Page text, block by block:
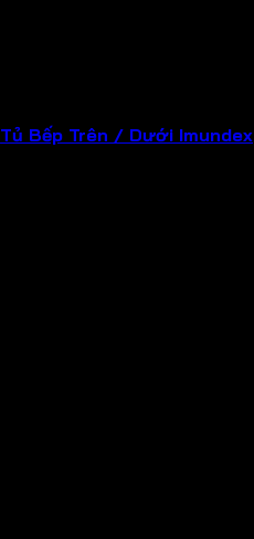
Tủ Bếp Trên / Dưới Imundex